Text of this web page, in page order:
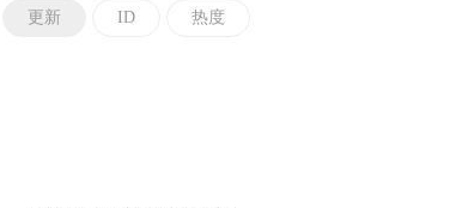
热度
ID
更新